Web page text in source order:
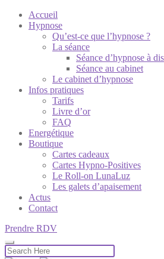
Accueil
Hypnose
Qu’est-ce que l’hypnose ?
La séance
Séance d’hypnose à
Séance au cabinet
Le cabinet d’hypnose
Infos pratiques
Tarifs
Livre d’or
FAQ
Energétique
Boutique
Cartes cadeaux
Cartes Hypno-Positives
Le Roll-on LunaLuz
Les galets d’apaisement
Actus
Contact
Prendre RDV